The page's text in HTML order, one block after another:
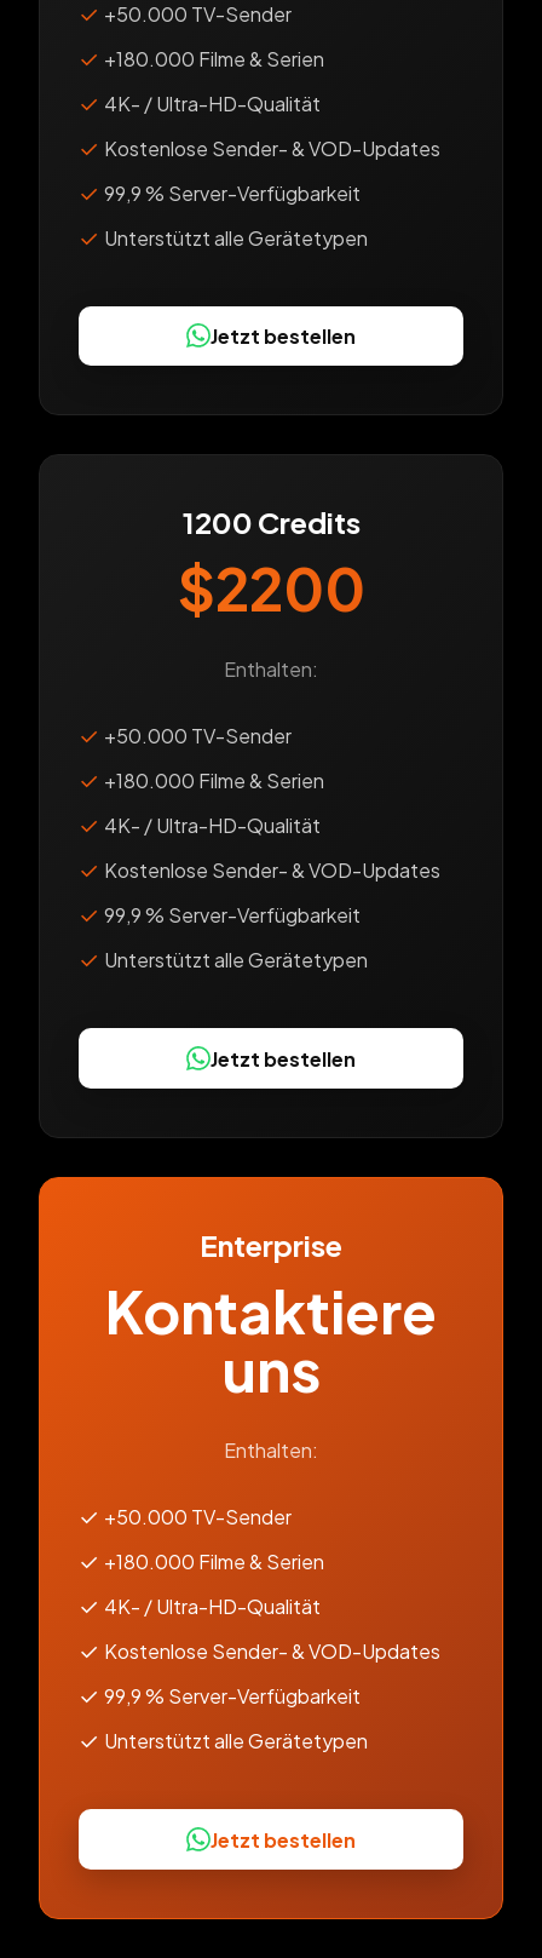
✓ +50.000 TV-Sender
✓ +180.000 Filme & Serien
✓ 4K- / Ultra-HD-Qualität
✓ Kostenlose Sender- & VOD-Updates
✓ 99,9 % Server-Verfügbarkeit
✓ Unterstützt alle Gerätetypen
Jetzt bestellen
1200 Credits
$2200
Enthalten:
✓ +50.000 TV-Sender
✓ +180.000 Filme & Serien
✓ 4K- / Ultra-HD-Qualität
✓ Kostenlose Sender- & VOD-Updates
✓ 99,9 % Server-Verfügbarkeit
✓ Unterstützt alle Gerätetypen
Jetzt bestellen
Enterprise
Kontaktiere
uns
Enthalten:
✓ +50.000 TV-Sender
✓ +180.000 Filme & Serien
✓ 4K- / Ultra-HD-Qualität
✓ Kostenlose Sender- & VOD-Updates
✓ 99,9 % Server-Verfügbarkeit
✓ Unterstützt alle Gerätetypen
Jetzt bestellen